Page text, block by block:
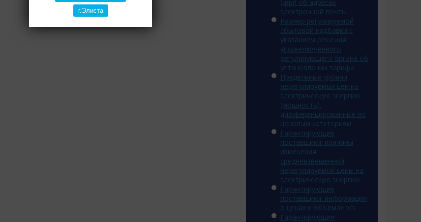
г.Элиста
(или) об адресах
электронной почты
Размер регулируемой
сбытовой надбавки с
указанием решения
уполномоченного
регулирующего органа об
установлении тарифа
Предельные уровни
нерегулируемых цен на
электрическую энергию
(мощность),
дифференцированные по
ценовым категориям
Гарантирующие
поставщики: причины
изменения
средневзвешенной
нерегулируемой цены на
электрическую энергию
Гарантирующие
поставщики: информация
о ценах и объемах э/э
Гарантирующие